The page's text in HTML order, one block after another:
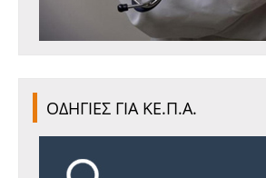
ΟΔΗΓΙΕΣ ΓΙΑ ΚΕ.Π.Α.